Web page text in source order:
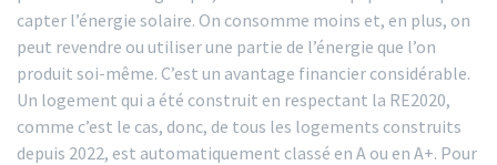
capter l’énergie solaire. On consomme moins et, en plus, on
peut revendre ou utiliser une partie de l’énergie que l’on
produit soi-même. C’est un avantage financier considérable.
Un logement qui a été construit en respectant la RE2020,
comme c’est le cas, donc, de tous les logements construits
depuis 2022, est automatiquement classé en A ou en A+. Pour